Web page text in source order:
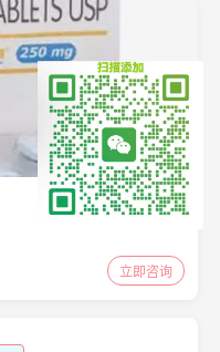
立即咨询